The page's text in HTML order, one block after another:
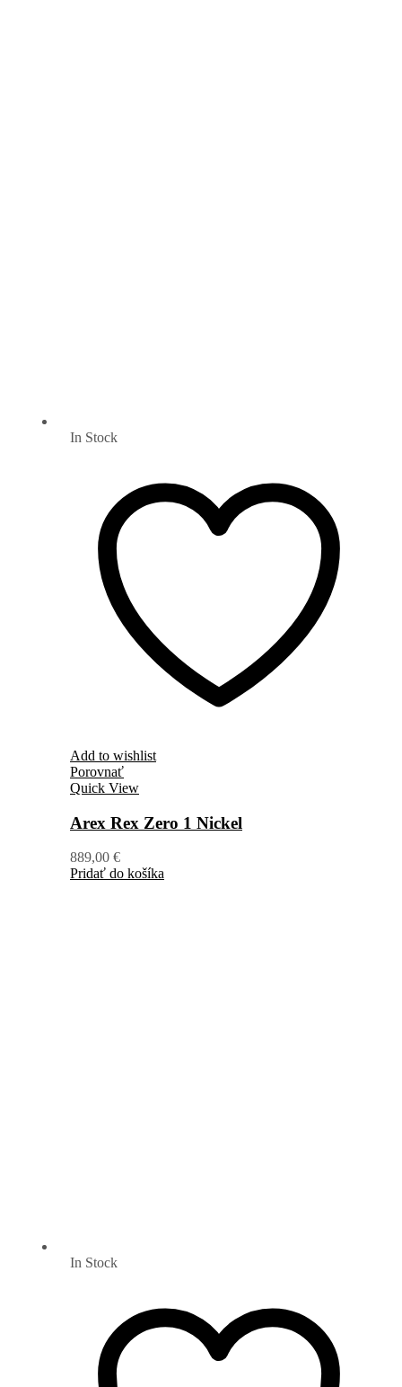
In Stock
Add to wishlist
Porovnať
Quick View
Arex Rex Zero 1 Nickel
889,00 €
Pridať do košíka
In Stock